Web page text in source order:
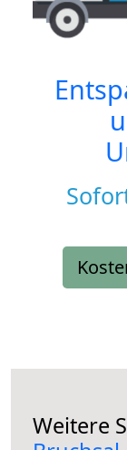
Weitere